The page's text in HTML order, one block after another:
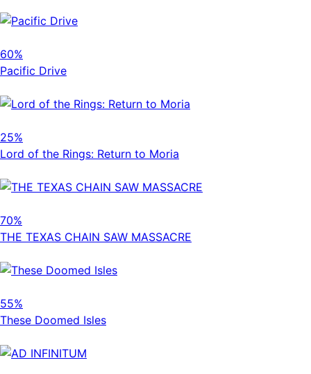
60%
Pacific Drive
25%
Lord of the Rings: Return to Moria
70%
THE TEXAS CHAIN SAW MASSACRE
55%
These Doomed Isles